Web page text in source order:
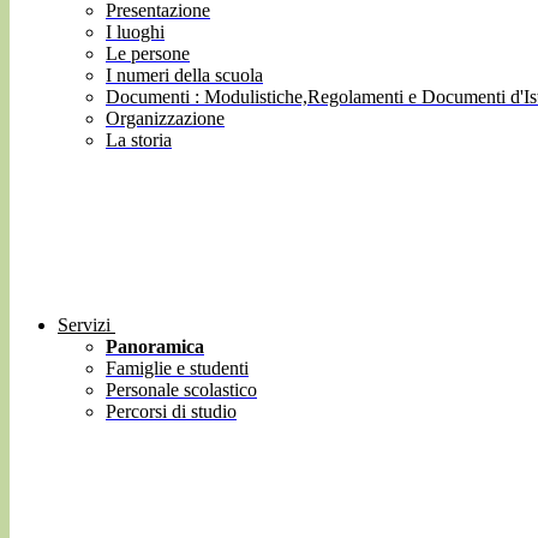
Presentazione
I luoghi
Le persone
I numeri della scuola
Documenti : Modulistiche,Regolamenti e Documenti
Organizzazione
La storia
Servizi
Panoramica
Famiglie e studenti
Personale scolastico
Percorsi di studio